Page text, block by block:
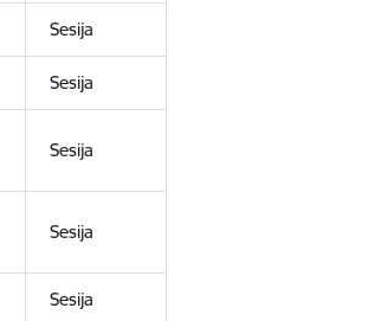
Sesija
Sesija
Sesija
Sesija
Sesija